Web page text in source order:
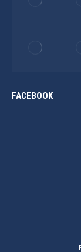
FACEBOOK